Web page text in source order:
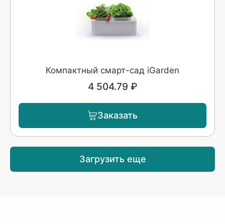
Компактный смарт-сад iGarden
4 504.79 ₽
Заказать
Загрузить еще